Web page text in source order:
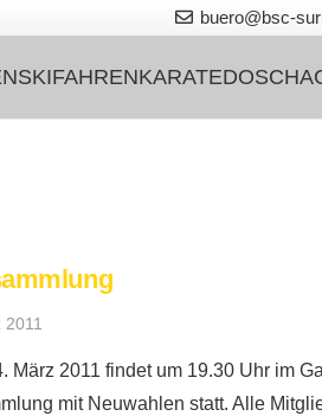
buero@bsc-
SKIFAHRENKARATEDO
März 2011 findet um 19.30 Uhr im
mit Neuwahlen statt. Alle